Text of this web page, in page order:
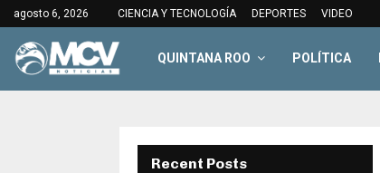
agosto 6, 2026 CIENCIA Y TECNOLOGÍA DEPORTES VIDEO
QUINTANA ROO POLÍTICA
Recent Posts